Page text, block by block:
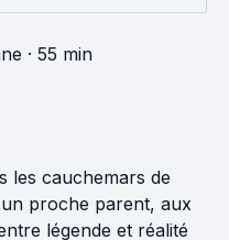
· 55 min
les cauchemars de
proche parent, aux
légende et réalité